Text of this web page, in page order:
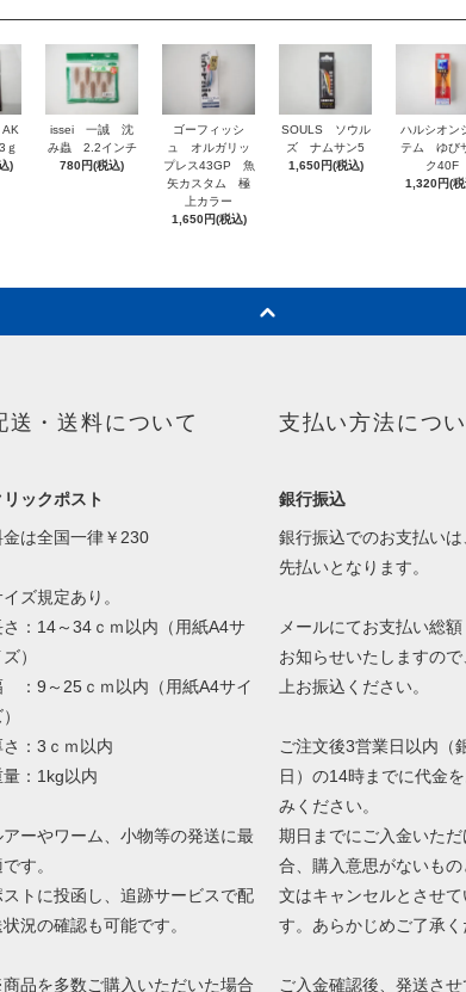
ｇ
)
issei 一誠 沈
み蟲 2.2インチ
780円(税込)
ゴーフィッシ
ュ オルガリッ
プレス43GP 魚
矢カスタム 極
上カラー
1,650円(税込)
SOULS ソウル
ズ ナムサン5
1,650円(税込)
ハルシオン
テム ゆび
ク40F
1,320円(税
送・送料について
ックポスト
金は全国一律￥230
ズ規定あり。
さ：14～34ｃｍ以内（用紙A4サ
）
：9～25ｃｍ以内（用紙A4サイ
さ：3ｃｍ以内
量：1kg以内
アーやワーム、小物等の発送に最
す。
ストに投函し、追跡サービスで配
況の確認も可能です。
品を多数ご購入いただいた場合
支払い方法につ
銀行振込
銀行振込でのお支払い
先払いとなります。
メールにてお支払い総
お知らせいたしますの
上お振込ください。
ご注文後3営業日以内（
日）の14時までに代金
みください。
期日までにご入金いた
合、購入意思がないも
文はキャンセルとさせて
す。あらかじめご了承く
ご入金確認後、発送させ